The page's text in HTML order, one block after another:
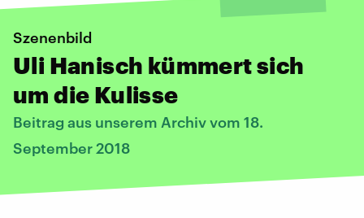
Szenenbild
Uli Hanisch kümmert sich
um die Kulisse
Beitrag aus unserem Archiv vom 18.
September 2018